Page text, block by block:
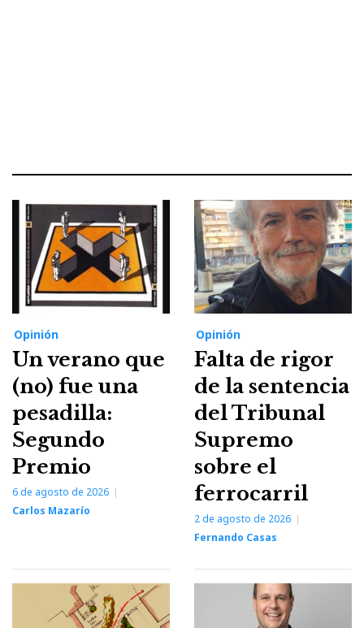
Opinión
Un verano que
(no) fue una
pesadilla:
Segundo
Premio
6 de agosto de 2026
Carlos Mazarío
Opinión
Falta de rigor
de la sentencia
del Tribunal
Supremo
sobre el
ferrocarril
2 de agosto de 2026
Fernando Casas